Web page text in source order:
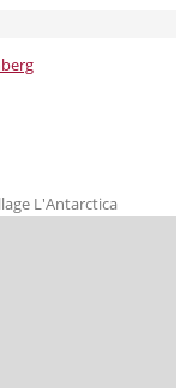
L'Antarctica